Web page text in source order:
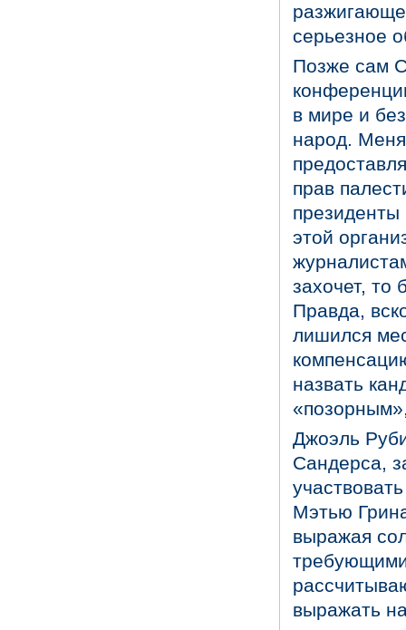
серьезное
Позже сам
в мире и
народ.
прав
президенты
этой
захочет, то
Правда,
лишился
назвать
Джоэль
Сандерса,
Мэтью
выражая
выражать